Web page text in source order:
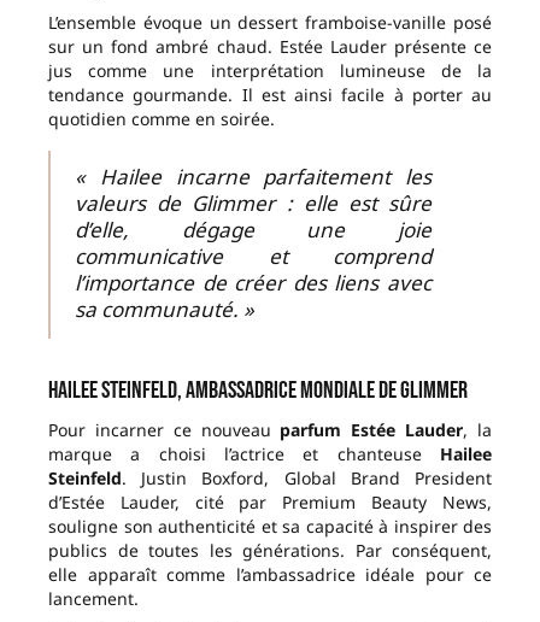
L’ensemble évoque un dessert framboise-vanille posé
sur un fond ambré chaud. Estée Lauder présente ce
jus comme une interprétation lumineuse de la
tendance gourmande. Il est ainsi facile à porter au
quotidien comme en soirée.
« Hailee incarne parfaitement les
valeurs de Glimmer : elle est sûre
d’elle, dégage une joie
communicative et comprend
l’importance de créer des liens avec
sa communauté. »
Hailee Steinfeld, ambassadrice mondiale de Glimmer
Pour incarner ce nouveau parfum Estée Lauder, la
marque a choisi l’actrice et chanteuse Hailee
Steinfeld. Justin Boxford, Global Brand President
d’Estée Lauder, cité par Premium Beauty News,
souligne son authenticité et sa capacité à inspirer des
publics de toutes les générations. Par conséquent,
elle apparaît comme l’ambassadrice idéale pour ce
lancement.